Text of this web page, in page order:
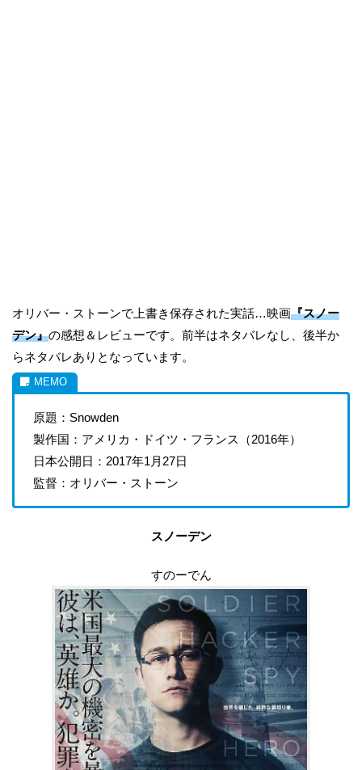
オリバー・ストーンで上書き保存された実話…映画『スノー
デン』の感想＆レビューです。前半はネタバレなし、後半か
らネタバレありとなっています。
原題：Snowden
製作国：アメリカ・ドイツ・フランス（2016年）
日本公開日：2017年1月27日
監督：オリバー・ストーン
スノーデン
すのーでん